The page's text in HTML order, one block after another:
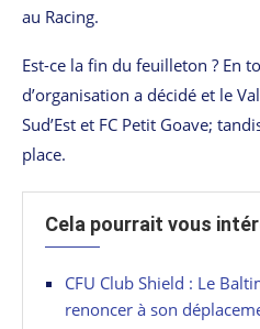
au Racing.
Est-ce la fin du feuilleton ? En
d’organisation a décidé et le
Sud’Est et FC Petit Goave;
place.
Cela pourrait vous
CFU Club Shield : Le
renoncer à son